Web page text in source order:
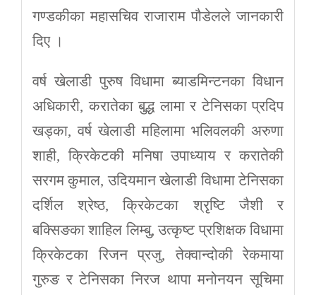
गण्डकीका महासचिव राजाराम पौडेलले जानकारी
दिए ।
वर्ष खेलाडी पुरुष विधामा ब्याडमिन्टनका विधान
अधिकारी, करातेका बुद्ध लामा र टेनिसका प्रदिप
खड्का, वर्ष खेलाडी महिलामा भलिवलकी अरुणा
शाही, क्रिकेटकी मनिषा उपाध्याय र करातेकी
सरगम कुमाल, उदियमान खेलाडी विधामा टेनिसका
दर्शिल श्रेष्ठ, क्रिकेटका श्रृष्टि जैशी र
बक्सिङका शाहिल लिम्बु, उत्कृष्ट प्रशिक्षक विधामा
क्रिकेटका रिजन प्रजु, तेक्वान्दोकी रेकमाया
गुरुङ र टेनिसका निरज थापा मनोनयन सूचिमा